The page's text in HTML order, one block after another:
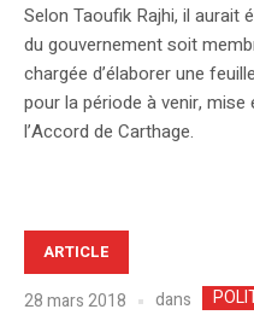
Selon Taoufik Rajhi, il aurait
du gouvernement soit
chargée d’élaborer une
pour la période à venir,
l’Accord de Carthage.
ARTICLE
28 mars 2018 dans